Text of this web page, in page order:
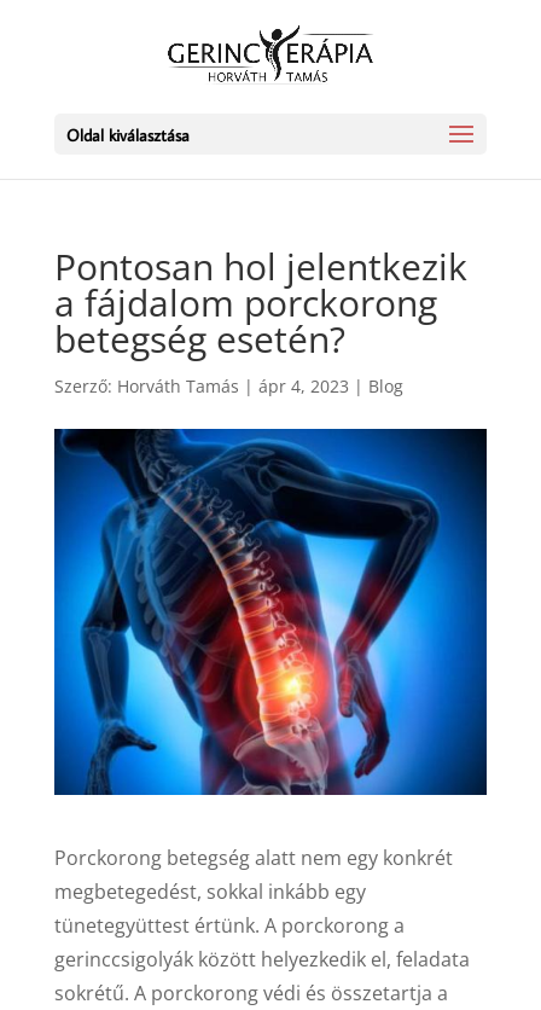
Oldal kiválasztása
Pontosan hol jelentkezik
a fájdalom porckorong
betegség esetén?
Szerző: Horváth Tamás | ápr 4, 2023 | Blog
Porckorong betegség alatt nem egy konkrét
megbetegedést, sokkal inkább egy
tünetegyüttest értünk. A porckorong a
gerinccsigolyák között helyezkedik el, feladata
sokrétű. A porckorong védi és összetartja a